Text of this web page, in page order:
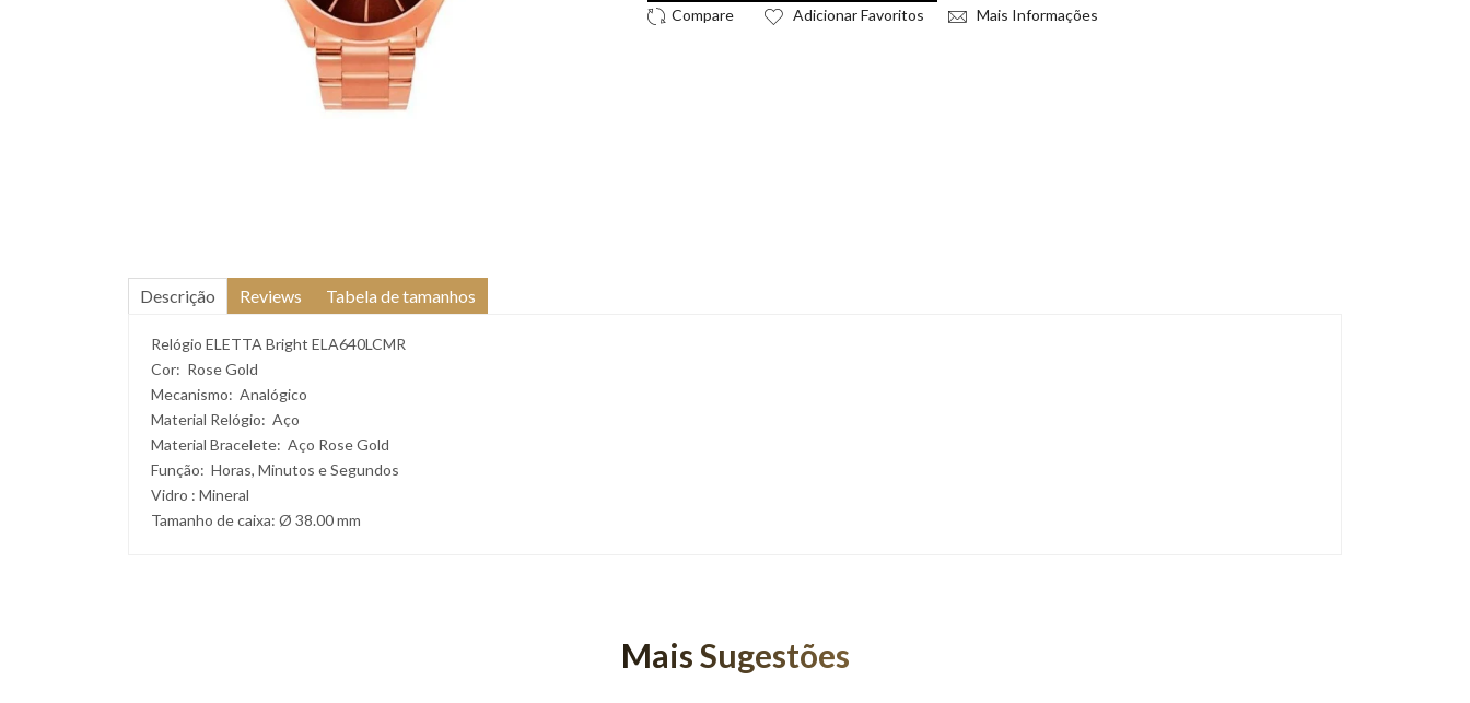
Adicionar Favoritos
Mais Informações
Descrição Reviews Tabela de tamanhos
Relógio ELETTA Bright ELA640LCMR
Cor: Rose Gold
Mecanismo: Analógico
Material Relógio: Aço
Material Bracelete: Aço Rose Gold
Função: Horas, Minutos e Segundos
Vidro : Mineral
Tamanho de caixa: Ø 38.00 mm
Mais Sugestões